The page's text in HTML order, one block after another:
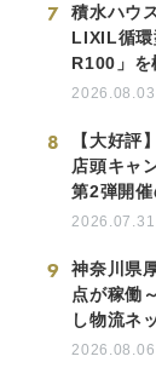
7
積水ハウ
LIXIL循
R100」を
8
【大好評
店頭キャ
第2弾開
9
神奈川県
点が稼働
し物流ネ